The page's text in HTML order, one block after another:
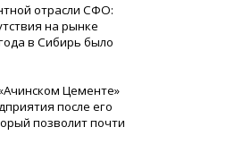
отрасли СФО:
на рынке
в Сибирь было
Цементе»
после его
позволит почти